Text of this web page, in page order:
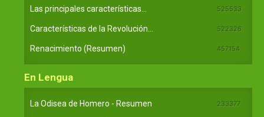
Las principales características... 525533
Características de la Revolución... 522326
Renacimiento (Resumen) 457154
En Lengua
La Odisea de Homero - Resumen 233377